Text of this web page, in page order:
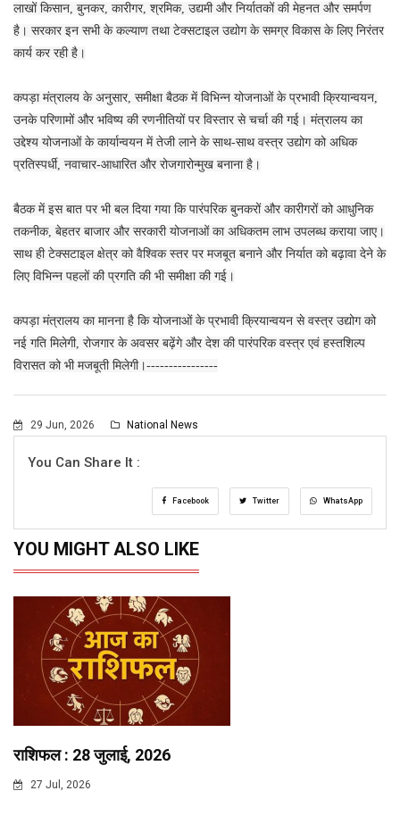
लाखों किसान, बुनकर, कारीगर, श्रमिक, उद्यमी और निर्यातकों की मेहनत और समर्पण
है। सरकार इन सभी के कल्याण तथा टेक्सटाइल उद्योग के समग्र विकास के लिए निरंतर
कार्य कर रही है।
कपड़ा मंत्रालय के अनुसार, समीक्षा बैठक में विभिन्न योजनाओं के प्रभावी क्रियान्वयन,
उनके परिणामों और भविष्य की रणनीतियों पर विस्तार से चर्चा की गई। मंत्रालय का
उद्देश्य योजनाओं के कार्यान्वयन में तेजी लाने के साथ-साथ वस्त्र उद्योग को अधिक
प्रतिस्पर्धी, नवाचार-आधारित और रोजगारोन्मुख बनाना है।
बैठक में इस बात पर भी बल दिया गया कि पारंपरिक बुनकरों और कारीगरों को आधुनिक
तकनीक, बेहतर बाजार और सरकारी योजनाओं का अधिकतम लाभ उपलब्ध कराया जाए।
साथ ही टेक्सटाइल क्षेत्र को वैश्विक स्तर पर मजबूत बनाने और निर्यात को बढ़ावा देने के
लिए विभिन्न पहलों की प्रगति की भी समीक्षा की गई।
कपड़ा मंत्रालय का मानना है कि योजनाओं के प्रभावी क्रियान्वयन से वस्त्र उद्योग को
नई गति मिलेगी, रोजगार के अवसर बढ़ेंगे और देश की पारंपरिक वस्त्र एवं हस्तशिल्प
विरासत को भी मजबूती मिलेगी।----------------
29 Jun, 2026 National News
You Can Share It :
Facebook Twitter WhatsApp
YOU MIGHT ALSO LIKE
राशिफल : 28 जुलाई, 2026
27 Jul, 2026